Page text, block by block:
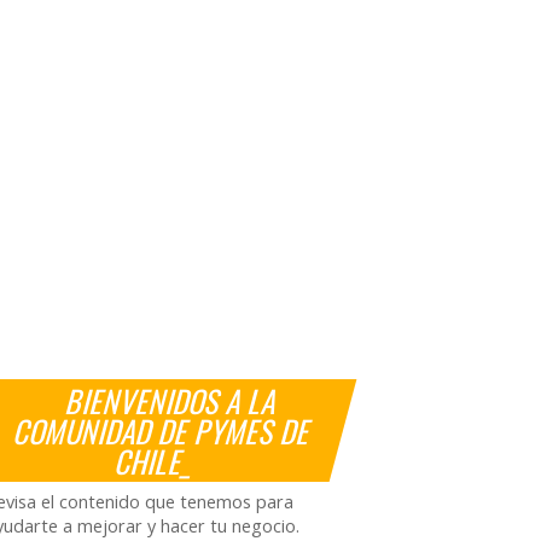
BIENVENIDOS A LA
COMUNIDAD DE PYMES DE
CHILE_
el contenido que tenemos para
a mejorar y hacer tu negocio.